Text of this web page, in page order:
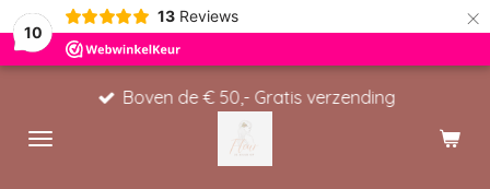
10
13 Reviews ×
Boven de € 50,- Gratis verzending